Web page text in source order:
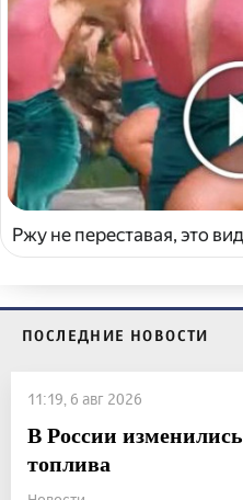
Ржу не переставая, это
ПОСЛЕДНИЕ НОВОСТИ
11:19, 6 авг 2026
В России
топлива